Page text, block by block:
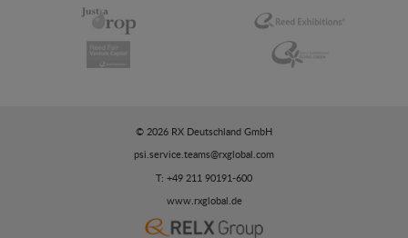
© 2026 RX Deutschland GmbH
psi.service.teams@rxglobal.com
T: +49 211 90191-600
www.rxglobal.de